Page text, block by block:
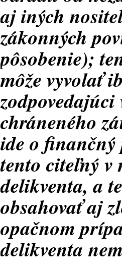
aj iných
zákonných
pôsobenie);
môže vyvolať
chráneného
ide o
tento citeľný v
delikventa, a
obsahovať aj
opačnom
delikventa